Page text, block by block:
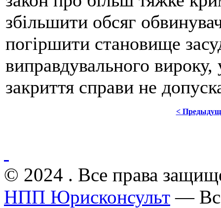
збільшити обсяг
погіршити становище
виправдувального
закриття справи не
<
© 2024 . Все права
НПП Юрисконсульт —